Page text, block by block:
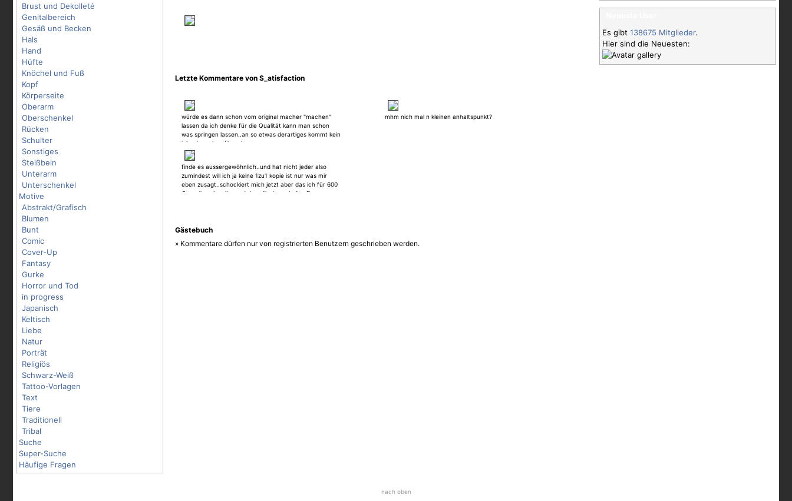
Brust und Dekolleté
Genitalbereich
Gesäß und Becken
Hals
Hand
Hüfte
Knöchel und Fuß
Kopf
Körperseite
Oberarm
Oberschenkel
Rücken
Schulter
Sonstiges
Steißbein
Unterarm
Unterschenkel
Motive
Abstrakt/Grafisch
Blumen
Bunt
Comic
Cover-Up
Fantasy
Gurke
Horror und Tod
in progress
Japanisch
Keltisch
Liebe
Natur
Porträt
Religiös
Schwarz-Weiß
Tattoo-Vorlagen
Text
Tiere
Traditionell
Tribal
Suche
Super-Suche
Häufige Fragen
Letzte Kommentare von S_atisfaction
würde es dann schon vom original macher "machen"
lassen da ich denke für die Qualität kann man schon
was springen lassen..an so etwas derartiges kommt kein
inker in meiner Umgebung ran
mhm nich mal n kleinen anhaltspunkt?
finde es aussergewöhnlich..und hat nicht jeder also
zumindest will ich ja keine 1zu1 kopie ist nur was mir
eben zusagt..schockiert mich jetzt aber das ich für 600
€nur die schwalbe und das pflaster erhalte :D
Gästebuch
» Kommentare dürfen nur von registrierten Benutzern geschrieben werden.
Es gibt 138675 Mitglieder.
Hier sind die Neuesten:
nach oben